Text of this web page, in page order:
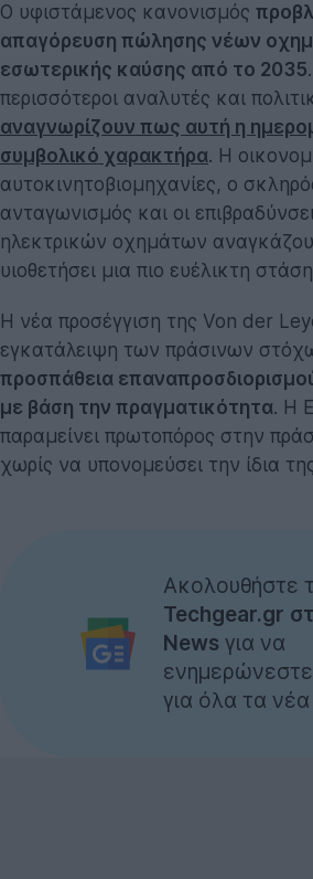
Ο υφιστάμενος κανονισμός
απαγόρευση πώλησης νέων
εσωτερικής καύσης από το 2035
περισσότεροι αναλυτές και
αναγνωρίζουν πως αυτή η
συμβολικό χαρακτήρα. Η
αυτοκινητοβιομηχανίες, ο
ανταγωνισμός και οι
ηλεκτρικών οχημάτων
υιοθετήσει μια πιο ευέλικτη
Η νέα προσέγγιση της Von der
εγκατάλειψη των πράσινων
προσπάθεια
με βάση την πραγματικότητα. Η
παραμείνει πρωτοπόρος στην
χωρίς να υπονομεύσει την ίδια
Ακολουθήστε
Techgear.gr
News για να
για όλα τα